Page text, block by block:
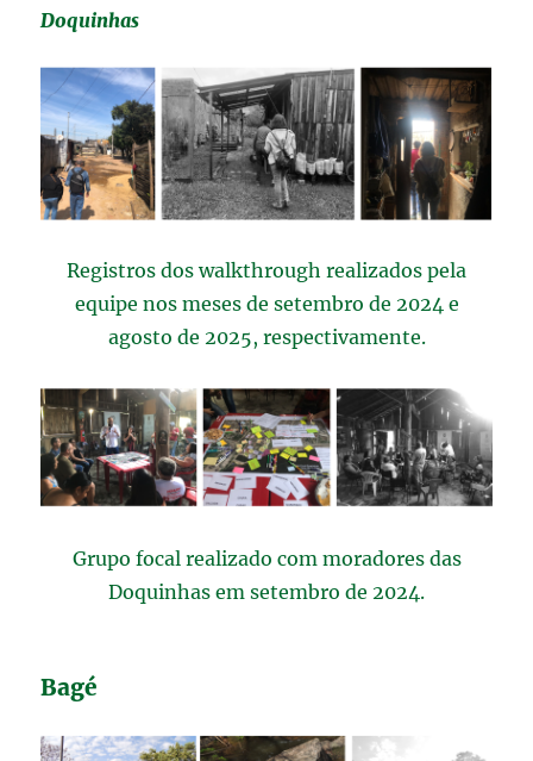
Doquinhas
Registros dos walkthrough realizados pela
equipe nos meses de setembro de 2024 e
agosto de 2025, respectivamente.
Grupo focal realizado com moradores das
Doquinhas em setembro de 2024.
Bagé